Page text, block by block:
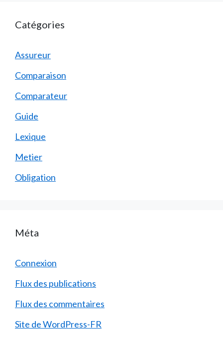
Catégories
Assureur
Comparaison
Comparateur
Guide
Lexique
Metier
Obligation
Méta
Connexion
Flux des publications
Flux des commentaires
Site de WordPress-FR